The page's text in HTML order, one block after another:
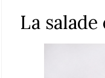
La salade